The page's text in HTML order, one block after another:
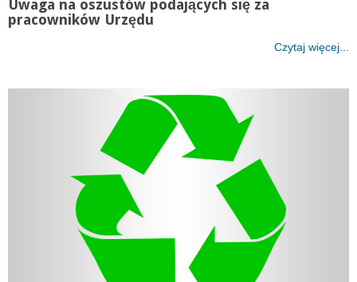
Uwaga na oszustów podających się za
pracowników Urzędu
Czytaj więcej...